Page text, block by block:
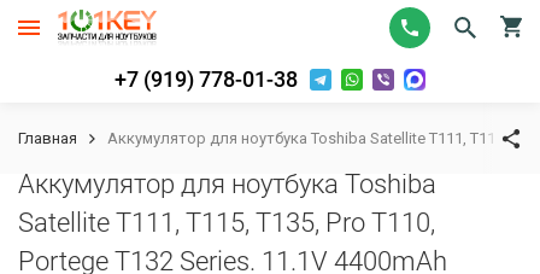
+7 (919) 778-01-38
Главная Аккумулятор для ноутбука Toshiba Satellite T111, T115,
Аккумулятор для ноутбука Toshiba
Satellite T111, T115, T135, Pro T110,
Portege T132 Series. 11.1V 4400mAh